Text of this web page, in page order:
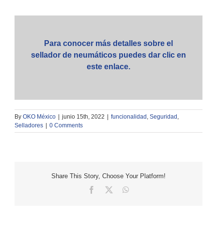
Para conocer más detalles sobre el
sellador de neumáticos puedes dar clic en
este enlace.
By OKO México junio 15th, 2022 funcionalidad , Seguridad ,
Selladores
0 Comments
Share This Story, Choose Your Platform!
Facebook